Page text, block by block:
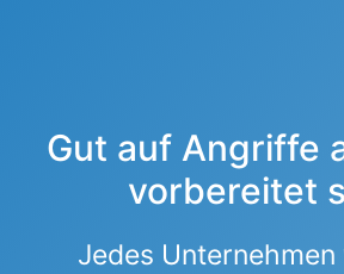
Gut auf Angriffe
vorbereitet
Jedes Unternehmen